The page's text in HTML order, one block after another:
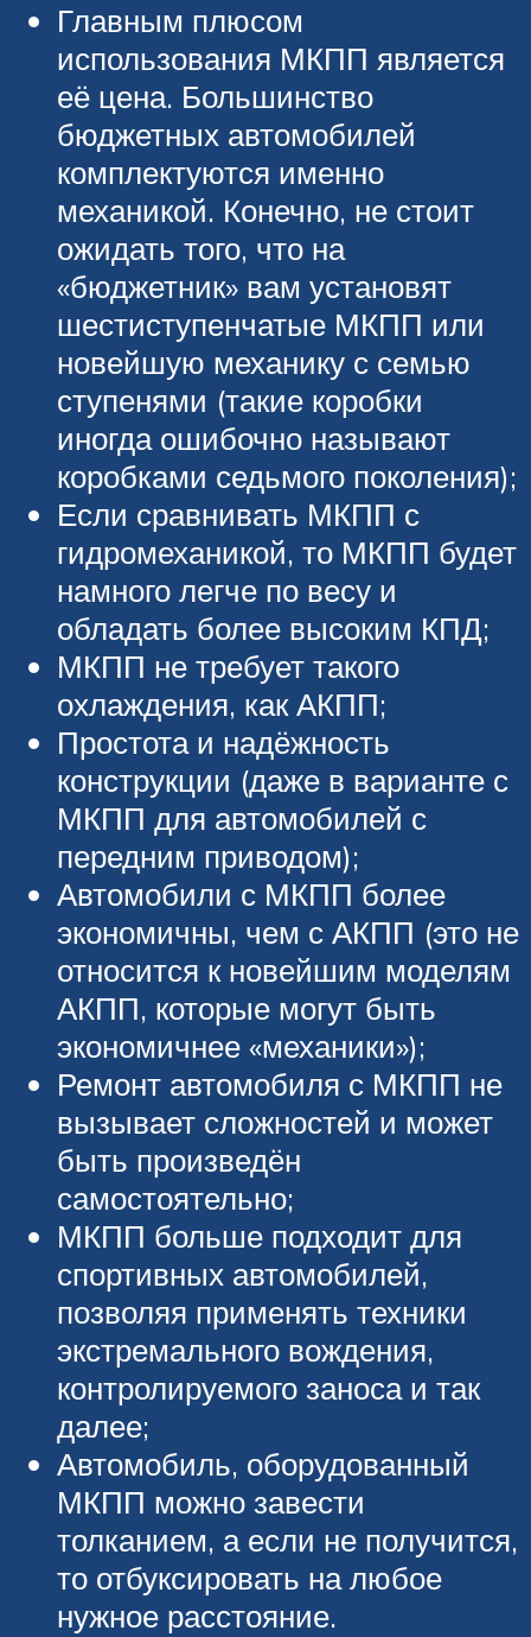
Главным плюсом
использования МКПП является
её цена. Большинство
бюджетных автомобилей
комплектуются именно
механикой. Конечно, не стоит
ожидать того, что на
«бюджетник» вам установят
шестиступенчатые МКПП или
новейшую механику с семью
ступенями (такие коробки
иногда ошибочно называют
коробками седьмого поколения);
Если сравнивать МКПП с
гидромеханикой, то МКПП будет
намного легче по весу и
обладать более высоким КПД;
МКПП не требует такого
охлаждения, как АКПП;
Простота и надёжность
конструкции (даже в варианте с
МКПП для автомобилей с
передним приводом);
Автомобили с МКПП более
экономичны, чем с АКПП (это не
относится к новейшим моделям
АКПП, которые могут быть
экономичнее «механики»);
Ремонт автомобиля с МКПП не
вызывает сложностей и может
быть произведён
самостоятельно;
МКПП больше подходит для
спортивных автомобилей,
позволяя применять техники
экстремального вождения,
контролируемого заноса и так
далее;
Автомобиль, оборудованный
МКПП можно завести
толканием, а если не получится,
то отбуксировать на любое
нужное расстояние.